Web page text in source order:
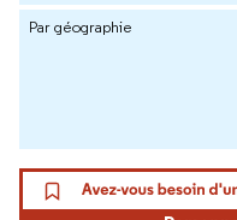
Par géographie